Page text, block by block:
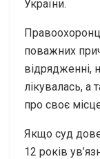
України.
поважних
відрядженні,
лікувалась,
про своє
Якщо суд
12 років